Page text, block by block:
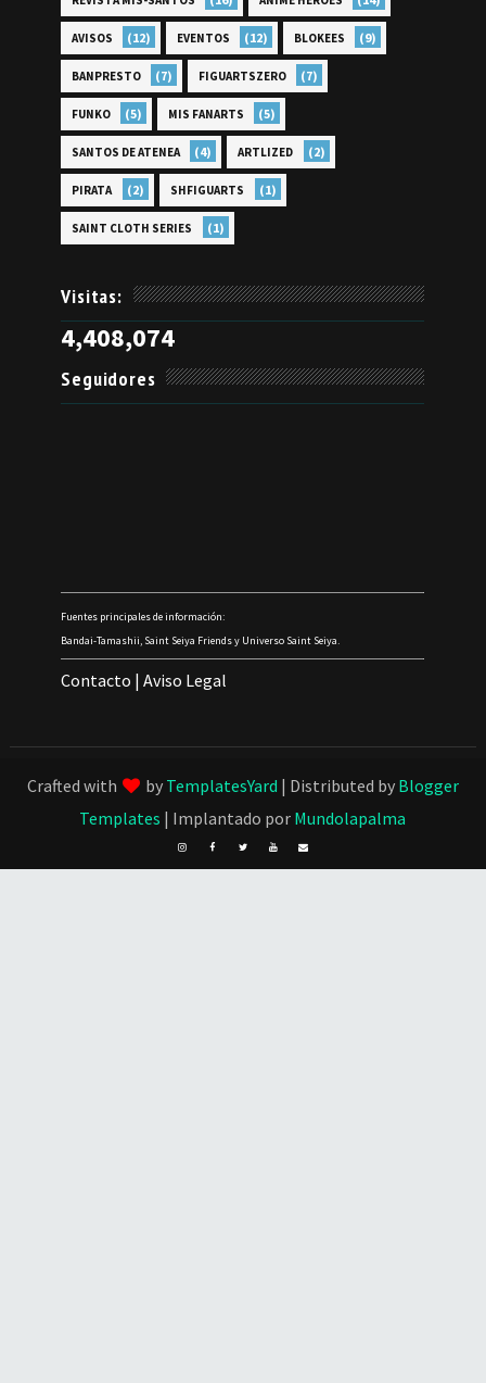
AVISOS (12) EVENTOS (12) BLOKEES (9)
BANPRESTO (7) FIGUARTSZERO (7)
FUNKO (5) MIS FANARTS (5)
SANTOS DE ATENEA (4) ARTLIZED (2)
PIRATA (2) SHFIGUARTS (1)
SAINT CLOTH SERIES (1)
Visitas:
4,408,074
Seguidores
Fuentes principales de información:
Bandai-Tamashii, Saint Seiya Friends y Universo Saint Seiya.
Contacto |Aviso Legal
Crafted with by TemplatesYard | Distributed by Blogger
Templates | Implantado por Mundolapalma